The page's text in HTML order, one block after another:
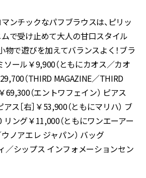
ンチックなパフブラウスは、ピリッ
で受け止めて大人の甘口スタイル
物で遊びを加えてバランスよく！ブラ
ール￥9,900（ともにカオス／カオ
（THIRD MAGAZINE／THIRD
69,300（エントワフェイン） ピアス
アス［右］￥53,900（ともにマリハ） ブ
ング￥11,000（ともにワンエーアー
ノアエレ ジャパン） バッグ
／シップス インフォメーションセン